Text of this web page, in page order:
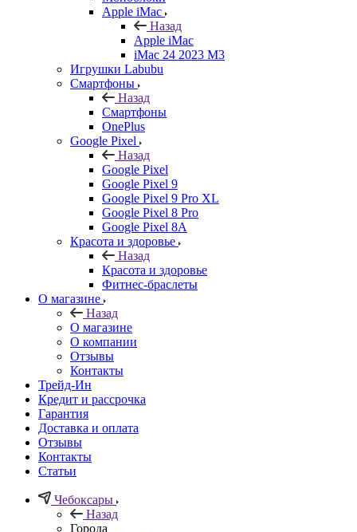
Apple iMac
Назад
Apple iMac
iMac 24 2023 M3
Игрушки Labubu
Смартфоны
Назад
Смартфоны
OnePlus
Google Pixel
Назад
Google Pixel
Google Pixel 9
Google Pixel 9 Pro XL
Google Pixel 8 Pro
Google Pixel 8A
Красота и здоровье
Назад
Красота и здоровье
Фитнес-браслеты
О магазине
Назад
О магазине
О компании
Отзывы
Контакты
Трейд-Ин
Кредит и рассрочка
Гарантия
Доставка и оплата
Отзывы
Контакты
Статьи
Чебоксары
Назад
Города